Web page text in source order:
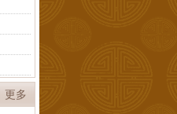
更多